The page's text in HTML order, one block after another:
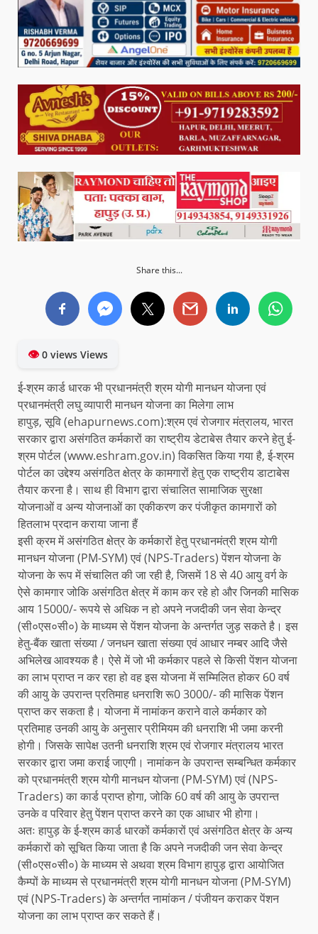
Share this...
👁0 views Views
ई-श्रम कार्ड धारक भी प्रधानमंत्री श्रम योगी मानधन योजना एवं
प्रधानमंत्री लघु व्यापारी मानधन योजना का मिलेगा लाभ
हापुड़, सूवि (ehapurnews.com):श्रम एवं रोजगार मंत्रालय, भारत
सरकार द्वारा असंगठित कर्मकारों का राष्ट्रीय डेटाबेस तैयार करने हेतु ई-
श्रम पोर्टल (www.eshram.gov.in) विकसित किया गया है, ई-श्रम
पोर्टल का उद्देश्य असंगठित क्षेत्र के कामगारों हेतु एक राष्ट्रीय डाटाबेस
तैयार करना है। साथ ही विभाग द्वारा संचालित सामाजिक सुरक्षा
योजनाओं व अन्य योजनाओं का एकीकरण कर पंजीकृत कामगारों को
हितलाभ प्रदान कराया जाना हैं
इसी क्रम में असंगठित क्षेत्र के कर्मकारों हेतु प्रधानमंत्री श्रम योगी
मानधन योजना (PM-SYM) एवं (NPS-Traders) पेंशन योजना के
योजना के रूप में संचालित की जा रही है, जिसमें 18 से 40 आयु वर्ग के
ऐसे कामगार जोकि असंगठित क्षेत्र में काम कर रहे हो और जिनकी मासिक
आय 15000/- रूपये से अधिक न हो अपने नजदीकी जन सेवा केन्द्र
(सी०एस०सी०) के माध्यम से पेंशन योजना के अन्तर्गत जुड़ सकते है। इस
हेतु-बैंक खाता संख्या / जनधन खाता संख्या एवं आधार नम्बर आदि जैसे
अभिलेख आवश्यक है। ऐसे में जो भी कर्मकार पहले से किसी पेंशन योजना
का लाभ प्राप्त न कर रहा हो वह इस योजना में सम्मिलित होकर 60 वर्ष
की आयु के उपरान्त प्रतिमाह धनराशि रू0 3000/- की मासिक पेंशन
प्राप्त कर सकता है। योजना में नामांकन कराने वाले कर्मकार को
प्रतिमाह उनकी आयु के अनुसार प्रीमियम की धनराशि भी जमा करनी
होगी। जिसके सापेक्ष उतनी धनराशि श्रम एवं रोजगार मंत्रालय भारत
सरकार द्वारा जमा कराई जाएगी। नामांकन के उपरान्त सम्बन्धित कर्मकार
को प्रधानमंत्री श्रम योगी मानधन योजना (PM-SYM) एवं (NPS-
Traders) का कार्ड प्राप्त होगा, जोकि 60 वर्ष की आयु के उपरान्त
उनके व परिवार हेतु पेंशन प्राप्त करने का एक आधार भी होगा।
अतः हापुड़ के ई-श्रम कार्ड धारकों कर्मकारों एवं असंगठित क्षेत्र के अन्य
कर्मकारों को सूचित किया जाता है कि अपने नजदीकी जन सेवा केन्द्र
(सी०एस०सी०) के माध्यम से अथवा श्रम विभाग हापुड़ द्वारा आयोजित
कैम्पों के माध्यम से प्रधानमंत्री श्रम योगी मानधन योजना (PM-SYM)
एवं (NPS-Traders) के अन्तर्गत नामांकन / पंजीयन कराकर पेंशन
योजना का लाभ प्राप्त कर सकते हैं।